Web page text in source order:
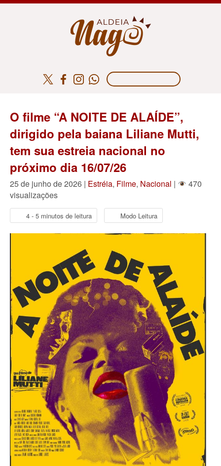
O filme “A NOITE DE ALAÍDE”,
dirigido pela baiana Liliane Mutti,
tem sua estreia nacional no
próximo dia 16/07/26
25 de junho de 2026 | Estréia, Filme, Nacional |
470
visualizações
4 - 5 minutos de leitura Modo Leitura